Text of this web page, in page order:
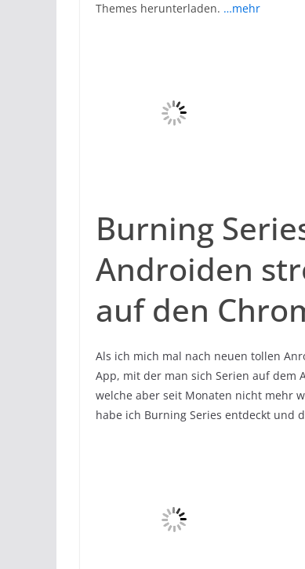
Themes herunterladen. …mehr
Burning
Androiden
auf den
Als ich mich mal nach neuen tollen
App, mit der man sich Serien auf dem
welche aber seit Monaten nicht mehr
habe ich Burning Series entdeckt und